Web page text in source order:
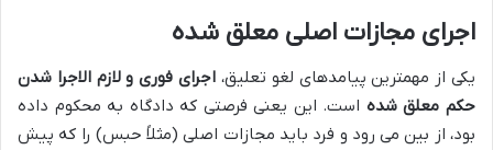
اجرای مجازات اصلی معلق شده
یکی از مهمترین پیامدهای لغو تعلیق، اجرای فوری و لازم الاجرا شدن
حکم معلق شده است. این یعنی فرصتی که دادگاه به محکوم داده
بود، از بین می رود و فرد باید مجازات اصلی (مثلاً حبس) را که پیش